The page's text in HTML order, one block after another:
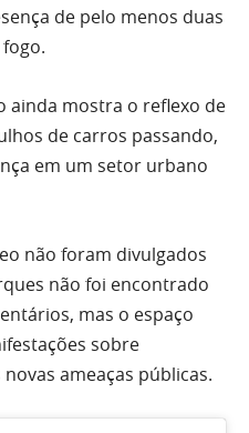
de pelo menos duas
ainda mostra o reflexo de
de carros passando,
em um setor urbano
não foram divulgados
não foi encontrado
mas o espaço
sobre
ameaças públicas.